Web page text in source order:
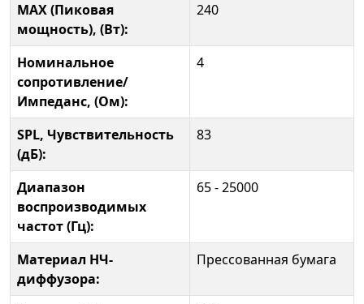
MAX (Пиковая
мощность), (Вт):
240
Номинальное
сопротивление/
Импеданс, (Ом):
4
SPL, Чувствительность
(дБ):
83
Диапазон
воспроизводимых
частот (Гц):
65 - 25000
Материал НЧ-
диффузора:
Прессованная бумага